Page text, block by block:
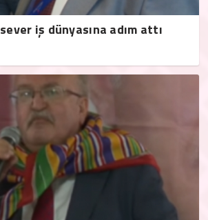
iş dünyasına adım attı